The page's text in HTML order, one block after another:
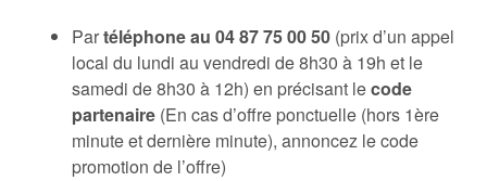
Partéléphone au 04 87 75 00 50 (prix d’un appel
local du lundi au vendredi de 8h30 à 19h et le
samedi de 8h30 à 12h) en précisant lecode
partenaire (En cas d’offre ponctuelle (hors 1ère
minute et dernière minute), annoncez le code
promotion de l’offre)